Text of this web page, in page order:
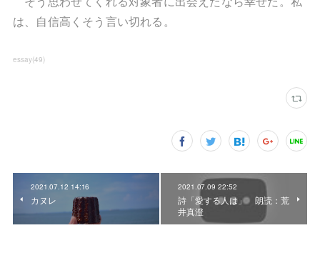
は、自信高くそう言い切れる。
essay(49)
2021.07.12 14:16
カヌレ
2021.07.09 22:52
詩「愛する人は」 朗読：荒
井真澄